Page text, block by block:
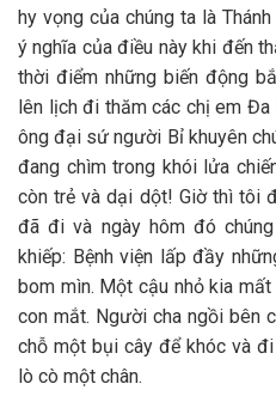
hy vọng của chúng ta là
ý nghĩa của điều này khi đến
thời điểm những biến động
lên lịch đi thăm các chị em
ông đại sứ người Bỉ khuyên
đang chìm trong khói lửa
còn trẻ và dại dột! Giờ thì tôi
đã đi và ngày hôm đó
khiếp: Bệnh viện lấp đầy
bom mìn. Một cậu nhỏ kia
con mắt. Người cha ngồi bên
chỗ một bụi cây để khóc và
lò cò một chân.